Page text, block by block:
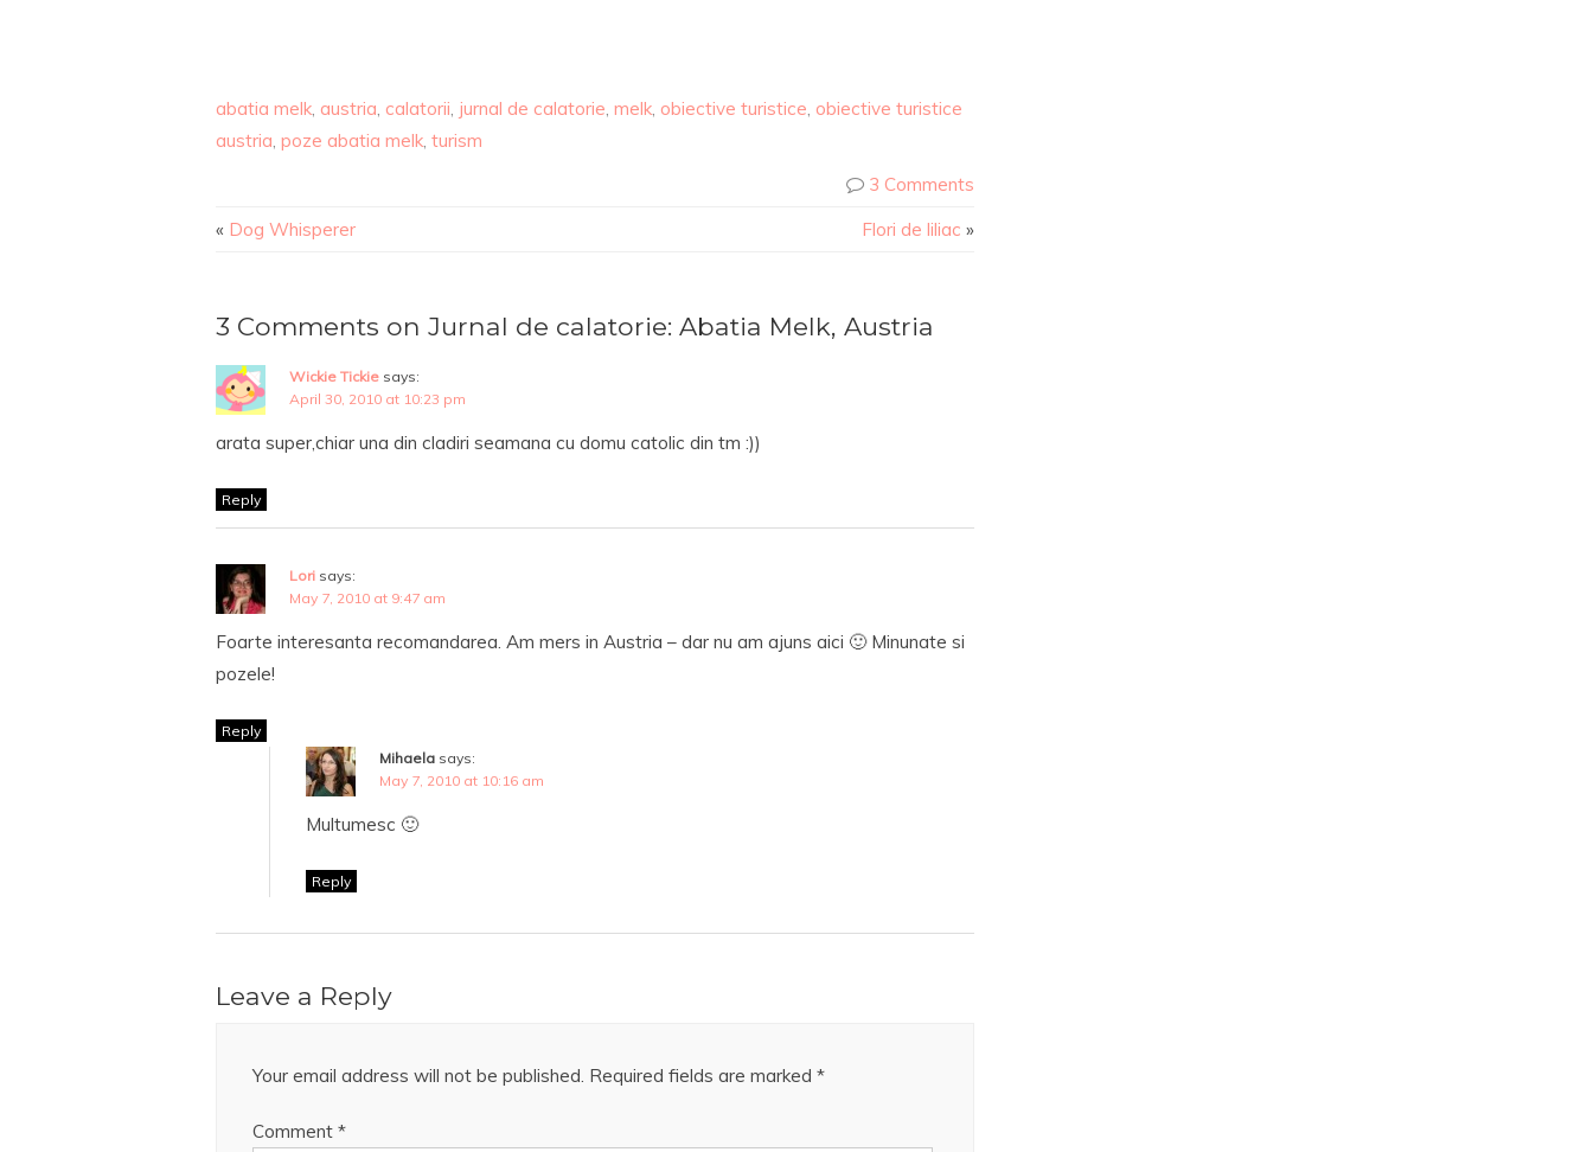
abatia melk, austria, calatorii, jurnal de calatorie, melk, obiective turistice, obiective turistice
austria, poze abatia melk, turism
3 Comments
« Dog Whisperer Flori de liliac »
3 Comments on Jurnal de calatorie: Abatia Melk, Austria
Wickie Tickie says:
April 30, 2010 at 10:23 pm
arata super,chiar una din cladiri seamana cu domu catolic din tm :))
Reply
Lori says:
May 7, 2010 at 9:47 am
Foarte interesanta recomandarea. Am mers in Austria – dar nu am ajuns aici 🙂 Minunate si
pozele!
Reply
Mihaela says:
May 7, 2010 at 10:16 am
Multumesc 🙂
Reply
Leave a Reply
Your email address will not be published. Required fields are marked *
Comment *